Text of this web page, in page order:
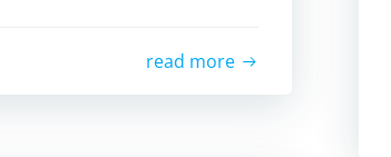
read more